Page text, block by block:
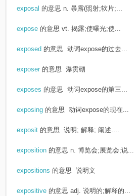
exposal 的意思 n. 暴露(照射;软片;...
expose 的意思 vt. 揭露;使曝光;使...
exposed 的意思 动词expose的过去...
exposer 的意思 瀑贯砌
exposes 的意思 动词expose的第三...
exposing 的意思 动词expose的现在...
exposit 的意思 说明; 解释; 阐述....
exposition 的意思 n. 博览会;展览会;说...
expositions 的意思 说明文
expositive 的意思 adj. 说明的;解释的...